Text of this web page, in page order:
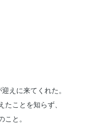
えに来てくれた。
ことを知らず、
と。